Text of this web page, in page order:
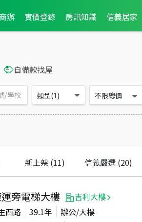
辦 實價登錄 房訊知識 信義居家
自備款找屋
類型(1) 不限總價
新上架 (11) 信義嚴選 (20)
旁電梯大樓
吉利大樓
西路
39.1年
辦公/大樓